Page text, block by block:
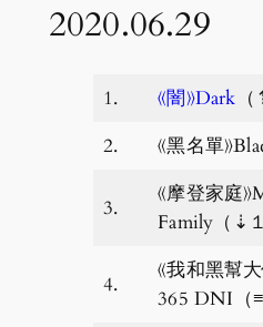
2020.06.29
1. 《闇》Dark
2.
《黑名單》
3.
《摩登家庭
Family（⇣１
4.
《我和黑幫
365 DNI（≡